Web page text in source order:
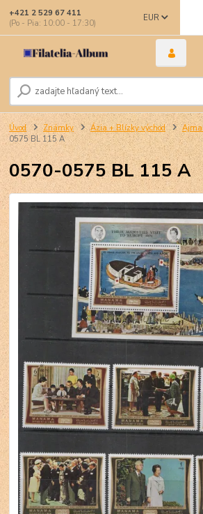
EUR
+421 2 529 67 411
(Po - Pia: 10:00 - 17:30)
Úvod Známky Ázia + Blízky východ
0575 BL 115 A
0570-0575 BL 115 A